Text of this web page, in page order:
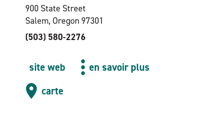
900 State Street
Salem, Oregon 97301
(503) 580-2276
site web
en savoir plus
carte